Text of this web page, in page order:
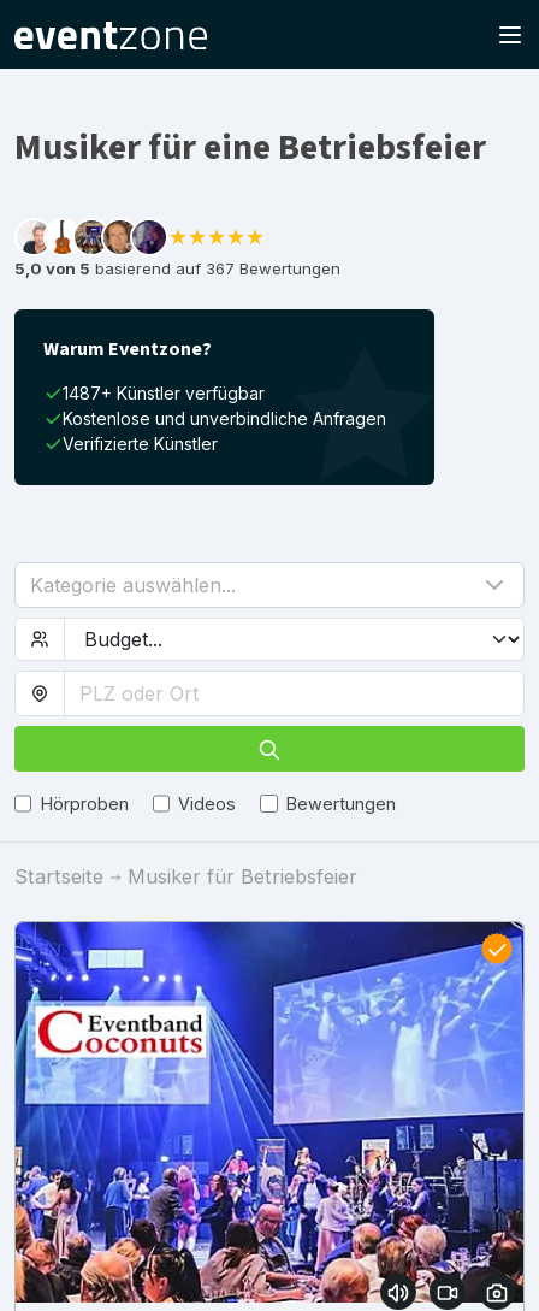
Musiker für eine Betriebsfeier
★★★★★
5,0 von 5 basierend auf 367 Bewertungen
Warum Eventzone?
1487+ Künstler verfügbar
Kostenlose und unverbindliche Anfragen
Verifizierte Künstler
Kategorie auswählen...
Hörproben Videos Bewertungen
Startseite Musiker für Betriebsfeier